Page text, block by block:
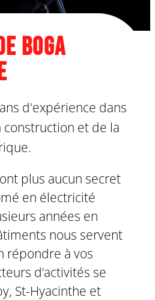
Boga
d'expérience dans
et de la
plus aucun secret
en électricité
années en
nous servent
répondre à vos
d’activités se
St-Hyacinthe et